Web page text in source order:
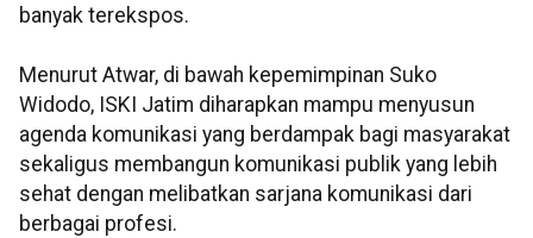
banyak terekspos.
Menurut Atwar, di bawah kepemimpinan Suko
Widodo, ISKI Jatim diharapkan mampu menyusun
agenda komunikasi yang berdampak bagi masyarakat
sekaligus membangun komunikasi publik yang lebih
sehat dengan melibatkan sarjana komunikasi dari
berbagai profesi.